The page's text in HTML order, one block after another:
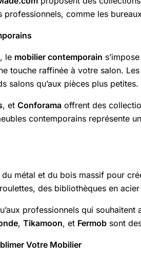
comme les
le mobilier contemporain
touche raffinée à votre salon.
salons qu’aux pièces plus petites.
, et Conforama offrent des
contemporains représente
métal et du bois massif pour
des bibliothèques en
professionnels qui
, Tikamoon, et Fermob sont
Votre Mobilier